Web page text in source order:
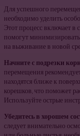
Для успешного
необходимо уделить
Этот процесс включает в
помогут
на выживание в новой
Начните с подрезки
перемещения
находятся ближе к
корешков, что поможет
Используйте острые
Убедитесь в хорошем
следует внимательно